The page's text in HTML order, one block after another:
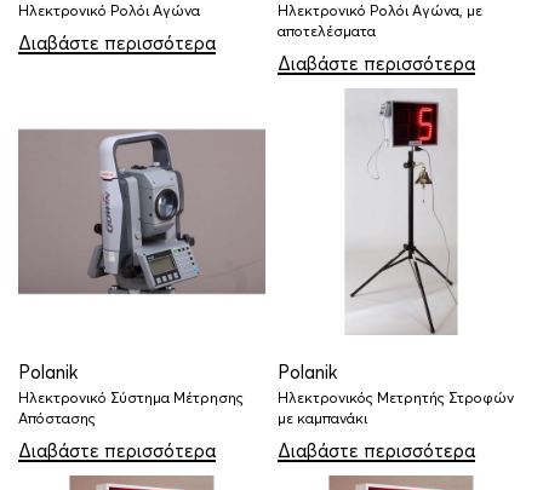
Ηλεκτρονικό Ρολόι Αγώνα
Διαβάστε περισσότερα
Ηλεκτρονικό Ρολόι Αγώνα, με
αποτελέσματα
Διαβάστε περισσότερα
Polanik
Ηλεκτρονικό Σύστημα Μέτρησης
Απόστασης
Διαβάστε περισσότερα
Polanik
Ηλεκτρονικός Μετρητής Στροφών
με καμπανάκι
Διαβάστε περισσότερα